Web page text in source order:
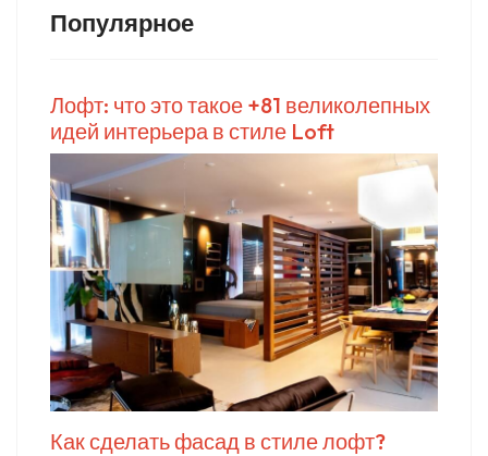
Популярное
Лофт: что это такое +81 великолепных
идей интерьера в стиле Loft
Как сделать фасад в стиле лофт?